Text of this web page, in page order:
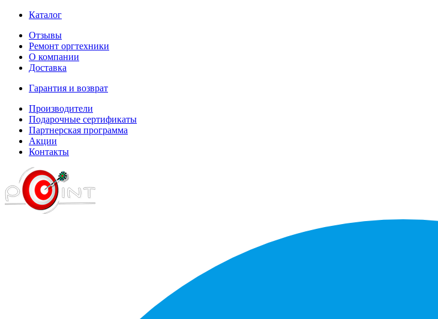
Каталог
Отзывы
Ремонт оргтехники
О компании
Доставка
Гарантия и возврат
Производители
Подарочные сертификаты
Партнерская программа
Акции
Контакты